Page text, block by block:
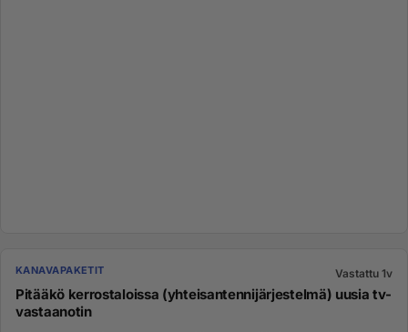
KANAVAPAKETIT Vastattu 1v
Pitääkö kerrostaloissa (yhteisantennijärjestelmä) uusia tv-
vastaanotin